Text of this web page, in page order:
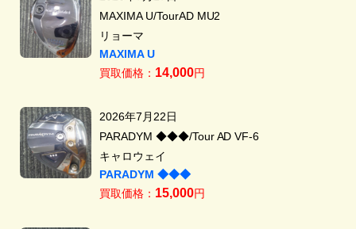
MAXIMA U/TourAD MU2
リョーマ
MAXIMA U
買取価格： 14,000円
2026年7月22日
PARADYM ◆◆◆/Tour AD VF-6
キャロウェイ
PARADYM ◆◆◆
買取価格： 15,000円